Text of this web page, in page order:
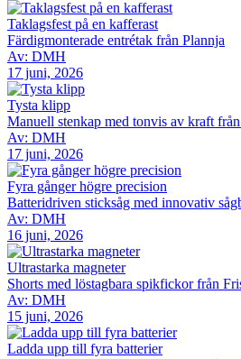
Taklagsfest på en kafferast
Färdigmonterade entrétak från Plannja
Av: DMH
17 juni, 2026
Tysta klipp
Manuell stenkap med tonvis av kraft
Av: DMH
17 juni, 2026
Fyra gånger högre precision
Batteridriven sticksåg med innovativ
Av: DMH
16 juni, 2026
Ultrastarka magneter
Shorts med löstagbara spikfickor från
Av: DMH
15 juni, 2026
Ladda upp till fyra batterier